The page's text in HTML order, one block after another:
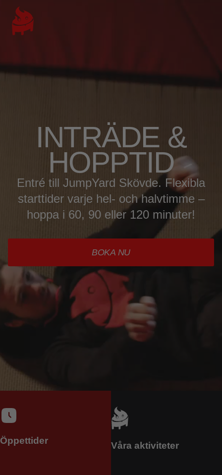
INTRÄDE &
HOPPTID
Entré till JumpYard Skövde. Flexibla
starttider varje hel- och halvtimme –
hoppa i 60, 90 eller 120 minuter!
BOKA NU
Öppettider
Våra aktiviteter